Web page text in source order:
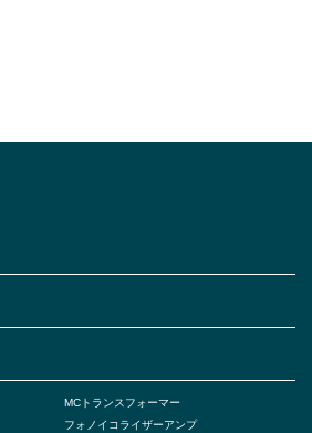
MCトランスフォーマー
フォノイコライザーアンプ